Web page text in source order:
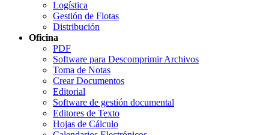
Logística
Gestión de Flotas
Distribución
Oficina
PDF
Software para Descomprimir Archivos
Toma de Notas
Crear Documentos
Editorial
Software de gestión documental
Editores de Texto
Hojas de Cálculo